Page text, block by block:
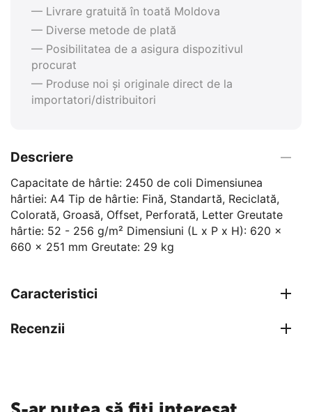
— Livrare gratuită în toată Moldova
— Diverse metode de plată
— Posibilitatea de a asigura dispozitivul
procurat
— Produse noi și originale direct de la
importatori/distribuitori
Descriere
Capacitate de hârtie: 2450 de coli Dimensiunea
hârtiei: A4 Tip de hârtie: Fină, Standartă, Reciclată,
Colorată, Groasă, Offset, Perforată, Letter Greutate
hârtie: 52 - 256 g/m² Dimensiuni (L x P x H): 620 x
660 x 251 mm Greutate: 29 kg
Caracteristici
Recenzii